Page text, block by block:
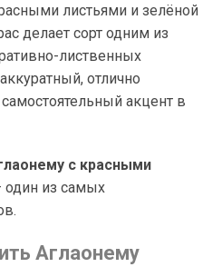
листьями и зелёной
делает сорт одним из
лиственных
отлично
акцент в
с красными
один из самых
Аглаонему